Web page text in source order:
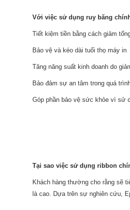
Với việc sử dụng ruy băng
Tiết kiệm tiền bằng cách giảm
Bảo vệ và kéo dài tuổi thọ máy in
Tăng năng suất kinh doanh do
Bảo đảm sự an tâm trong quá
Góp phần bảo vệ sức khỏe vì sử
Tại sao việc sử dụng ribbon
Khách hàng thường cho rằng sẽ
là cao. Dựa trên sự nghiên cứu,